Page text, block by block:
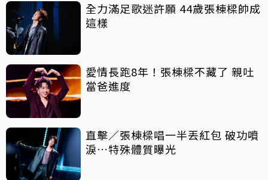
全力滿足歌迷許願 44歲張棟樑帥成
這樣
愛情長跑8年！張棟樑不藏了 親吐
當爸進度
直擊／張棟樑唱一半丟紅包 破功噴
淚…特殊體質曝光